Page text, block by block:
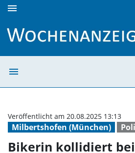
menu
menu
Milbertshofen (München)
Veröffentlicht am 20.08.2025 13:13
Bikerin kollidiert